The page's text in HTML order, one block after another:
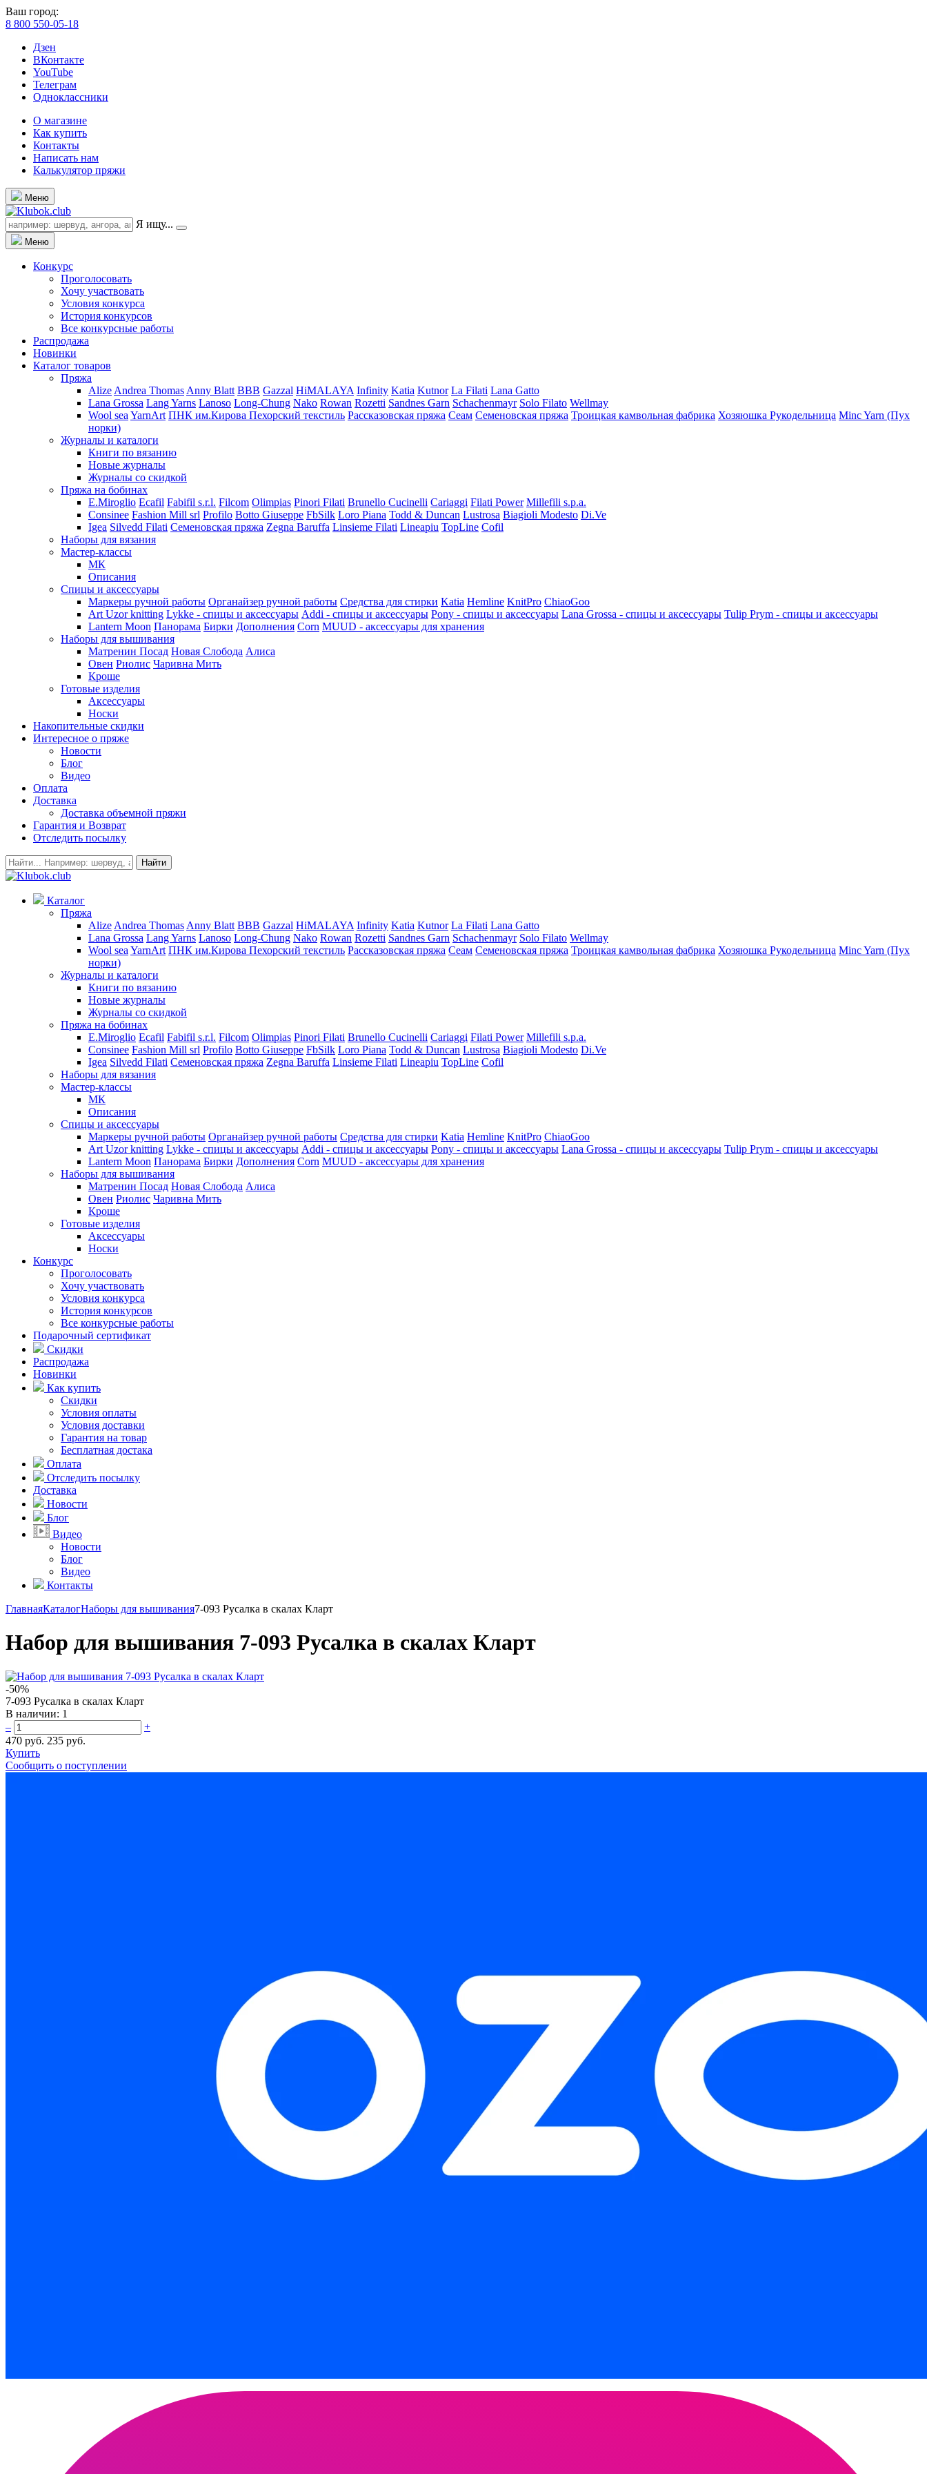
Ваш город:
8 800 550-05-18
Дзен
ВКонтакте
YouTube
Телеграм
Одноклассники
О магазине
Как купить
Контакты
Написать нам
Калькулятор пряжи
Меню
Я ищу...
Меню
Конкурс
Проголосовать
Хочу участвовать
Условия конкурса
История конкурсов
Все конкурсные работы
Распродажа
Новинки
Каталог товаров
Пряжа
Alize Andrea Thomas Anny Blatt BBB Gazzal HiMALAYA Infinity Katia Kutnor La Filati Lana Gatto
Lana Grossa Lang Yarns Lanoso Long-Chung Nako Rowan Rozetti Sandnes Garn Schachenmayr Solo Filato Wellmay
Wool sea YarnArt ПНК им.Кирова Пехорский текстиль Рассказовская пряжа Сеам Семеновская пряжа Троицкая камвольная фабрика Хозяюшка Рукодельница Minc Yarn (Пух
норки)
Журналы и каталоги
Книги по вязанию
Новые журналы
Журналы со скидкой
Пряжа на бобинах
E.Miroglio Ecafil Fabifil s.r.l. Filcom Olimpias Pinori Filati Brunello Cucinelli Cariaggi Filati Power Millefili s.p.a.
Consinee Fashion Mill srl Profilo Botto Giuseppe FbSilk Loro Piana Todd & Duncan Lustrosa Biagioli Modesto Di.Ve
Igea Silvedd Filati Семеновская пряжа Zegna Baruffa Linsieme Filati Lineapiu TopLine Cofil
Наборы для вязания
Мастер-классы
МК
Описания
Спицы и аксессуары
Маркеры ручной работы Органайзер ручной работы Средства для стирки Katia Hemline KnitPro ChiaoGoo
Art Uzor knitting Lykke - спицы и аксессуары Addi - спицы и аксессуары Pony - спицы и аксессуары Lana Grossa - спицы и аксессуары Tulip Prym - спицы и аксессуары
Lantern Moon Панорама Бирки Дополнения Corn MUUD - аксессуары для хранения
Наборы для вышивания
Матренин Посад Новая Слобода Алиса
Овен Риолис Чаривна Мить
Кроше
Готовые изделия
Аксессуары
Носки
Накопительные скидки
Интересное о пряже
Новости
Блог
Видео
Оплата
Доставка
Доставка объемной пряжи
Гарантия и Возврат
Отследить посылку
Найти
Каталог
Пряжа
Alize Andrea Thomas Anny Blatt BBB Gazzal HiMALAYA Infinity Katia Kutnor La Filati Lana Gatto
Lana Grossa Lang Yarns Lanoso Long-Chung Nako Rowan Rozetti Sandnes Garn Schachenmayr Solo Filato Wellmay
Wool sea YarnArt ПНК им.Кирова Пехорский текстиль Рассказовская пряжа Сеам Семеновская пряжа Троицкая камвольная фабрика Хозяюшка Рукодельница Minc Yarn (Пух
норки)
Журналы и каталоги
Книги по вязанию
Новые журналы
Журналы со скидкой
Пряжа на бобинах
E.Miroglio Ecafil Fabifil s.r.l. Filcom Olimpias Pinori Filati Brunello Cucinelli Cariaggi Filati Power Millefili s.p.a.
Consinee Fashion Mill srl Profilo Botto Giuseppe FbSilk Loro Piana Todd & Duncan Lustrosa Biagioli Modesto Di.Ve
Igea Silvedd Filati Семеновская пряжа Zegna Baruffa Linsieme Filati Lineapiu TopLine Cofil
Наборы для вязания
Мастер-классы
МК
Описания
Спицы и аксессуары
Маркеры ручной работы Органайзер ручной работы Средства для стирки Katia Hemline KnitPro ChiaoGoo
Art Uzor knitting Lykke - спицы и аксессуары Addi - спицы и аксессуары Pony - спицы и аксессуары Lana Grossa - спицы и аксессуары Tulip Prym - спицы и аксессуары
Lantern Moon Панорама Бирки Дополнения Corn MUUD - аксессуары для хранения
Наборы для вышивания
Матренин Посад Новая Слобода Алиса
Овен Риолис Чаривна Мить
Кроше
Готовые изделия
Аксессуары
Носки
Конкурс
Проголосовать
Хочу участвовать
Условия конкурса
История конкурсов
Все конкурсные работы
Подарочный сертификат
Скидки
Распродажа
Новинки
Как купить
Скидки
Условия оплаты
Условия доставки
Гарантия на товар
Бесплатная достака
Оплата
Отследить посылку
Доставка
Новости
Блог
Видео
Новости
Блог
Видео
Контакты
ГлавнаяКаталогНаборы для вышивания7-093 Русалка в скалах Кларт
Набор для вышивания 7-093 Русалка в скалах Кларт
-50%
7-093 Русалка в скалах Кларт
В наличии: 1
–
+
470 руб. 235 руб.
Купить
Сообщить о поступлении